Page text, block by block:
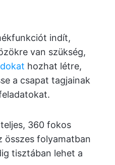
indít,
van szükség,
hozhat létre,
a csapat tagjainak
360 fokos
összes folyamatban
tisztában lehet a